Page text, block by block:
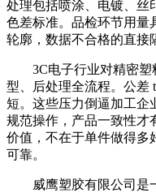
处理包括喷涂、电镀、丝
色差标准。品检环节用量
轮廓，数据不合格的直接
3C电子行业对精密塑
型、后处理全流程。公差
短。这些压力倒逼加工企
规范操作，产品一致性才
价值，不在于单件做得多
可靠。
威鹰塑胶有限公司是